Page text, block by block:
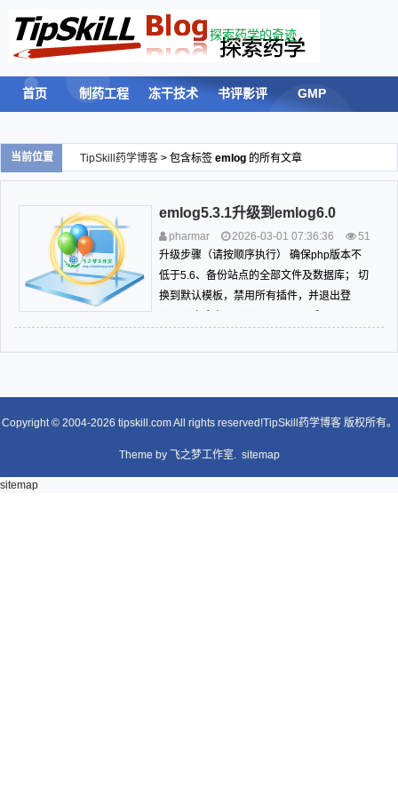
探索药学的奇迹
首页 制药工程 冻干技术 书评影评 GMP
SELECT emlog_rsslogs.log,emlog_rssfeeds.title FROM
emlog_rsslogs INNER JOIN emlog_rssfeeds ON
emlog_rsslogs.rssid = emlog_rssfeeds.id ORDER BY
emlog_rsslogs.id DESC limit 5
error: 1146 , Table 'tipskill_emlog654.emlog_rsslogs'
doesn't exist
← 点击返回
当前位置 TipSkill药学博客 > 包含标签 emlog 的所有文章
emlog5.3.1升级到emlog6.0
pharmar 2026-03-01 07:36:36
51
8
博主近况
升级步骤（请按顺序执行） 确保php版本不
低于5.6、备份站点的全部文件及数据库； 切
换到默认模板，禁用所有插件，并退出登
Copyright © 2004-2026 tipskill.com All rights reserved!TipSkill药学博客 版权所有。
Theme by 飞之梦工作室. sitemap
sitemap